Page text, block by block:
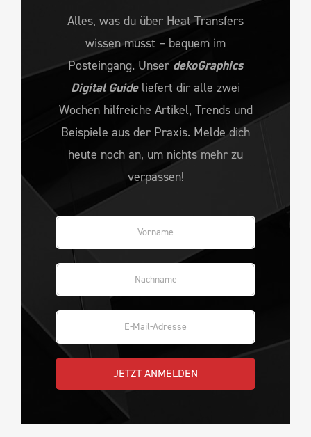
Alles, was du über Heat Transfers
wissen musst – bequem im
Posteingang. Unser dekoGraphics
Digital Guideliefert dir alle zwei
Wochen hilfreiche Artikel, Trends und
Beispiele aus der Praxis. Melde dich
heute noch an, um nichts mehr zu
verpassen!
JETZT ANMELDEN